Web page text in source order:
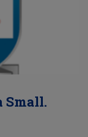
Small.